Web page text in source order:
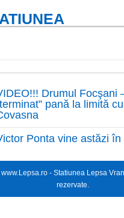
Drumul Focşani
pană la limită
Ponta vine astăzi în
www.Lepsa.ro- Statiunea Lepsa
rezervate.